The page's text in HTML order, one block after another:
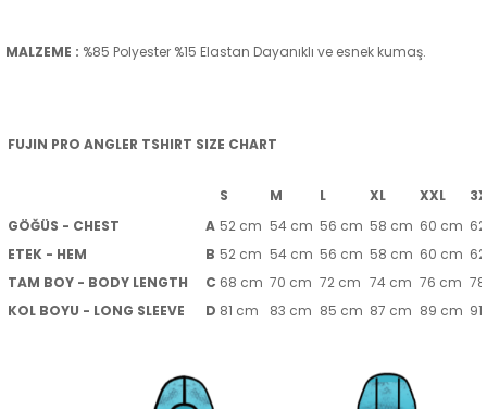
MALZEME : %85 Polyester %15 Elastan Dayanıklı ve esnek kumaş.
FUJIN PRO ANGLER TSHIRT SIZE CHART
S M L XL XXL
GÖĞÜS - CHEST
A 52 cm 54 cm 56 cm 58 cm 60 cm
ETEK - HEM
B 52 cm 54 cm 56 cm 58 cm 60 cm
TAM BOY - BODY LENGTH
C 68 cm 70 cm 72 cm 74 cm 76 cm
KOL BOYU - LONG SLEEVE
D 81 cm 83 cm 85 cm 87 cm 89 cm